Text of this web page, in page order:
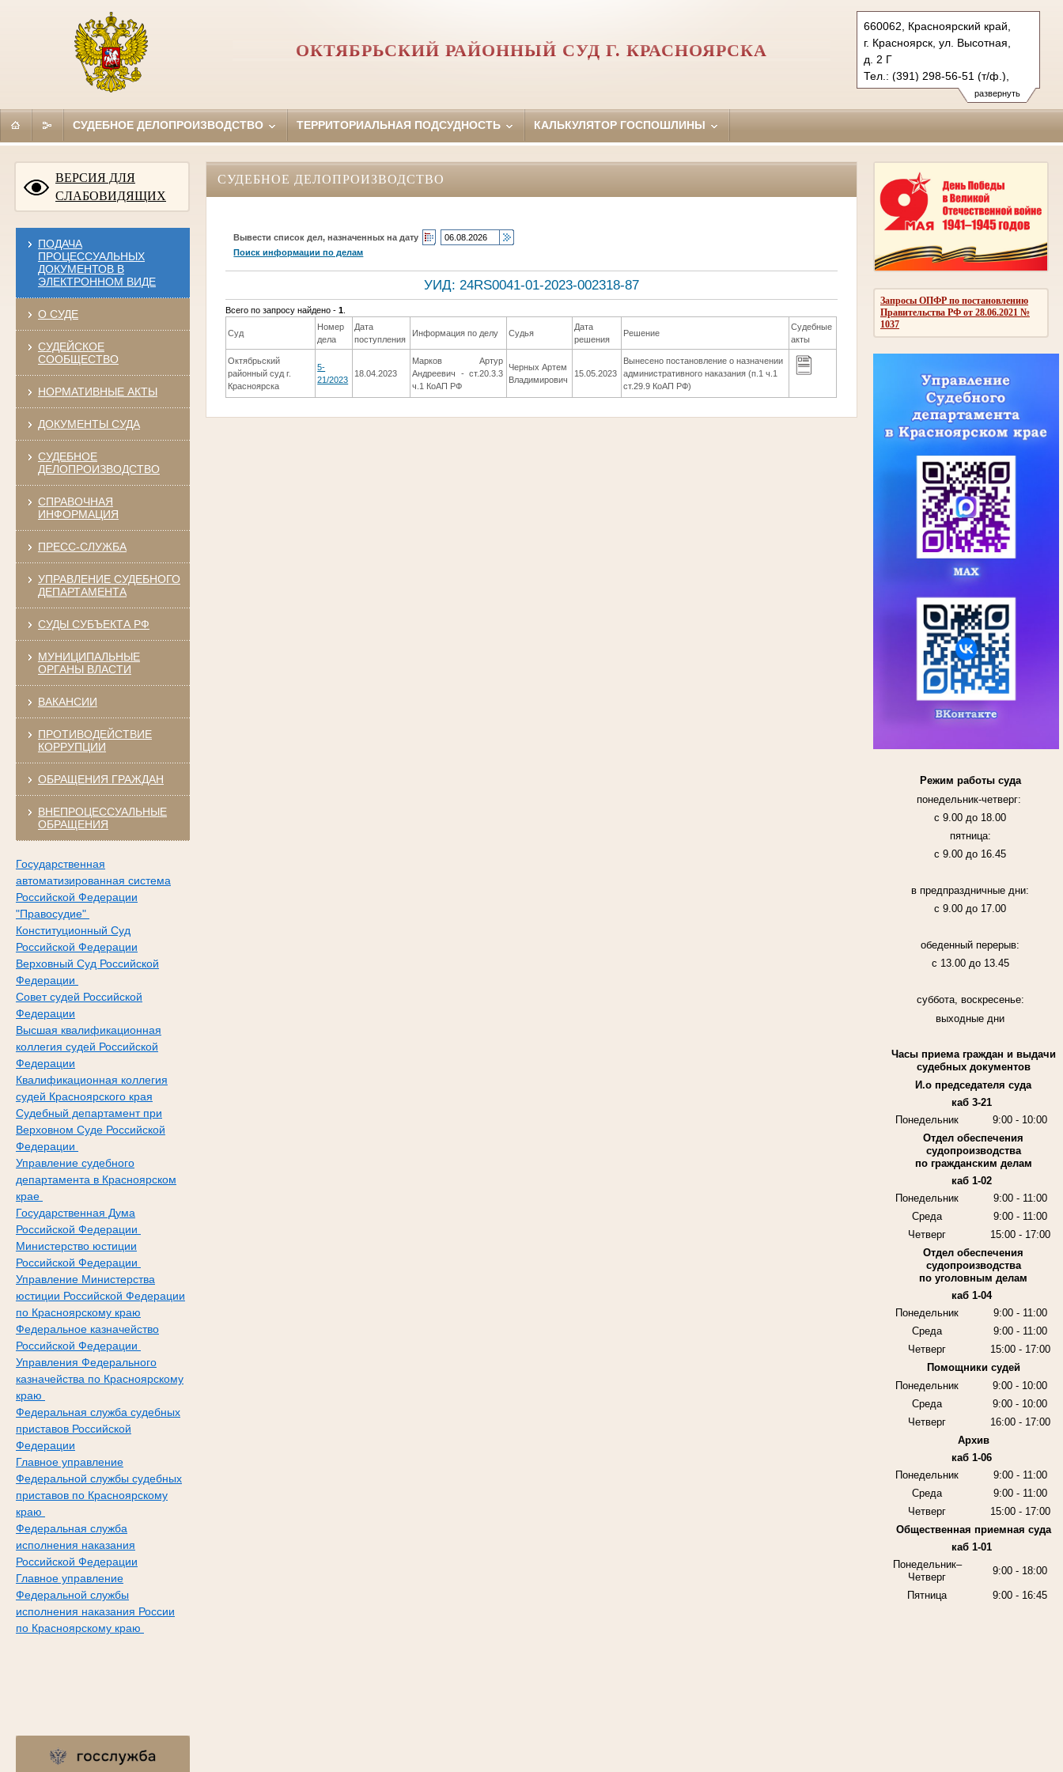
развернуть
660062, Красноярский край,
г. Красноярск, ул. Высотная,
д. 2 Г
Тел.: (391) 298-56-51 (т/ф.),
(391) 246-25-03
oktyabr.krk@sudrf.ru
ОКТЯБРЬСКИЙ РАЙОННЫЙ СУД Г. КРАСНОЯРСКА
СУДЕБНОЕ ДЕЛОПРОИЗВОДСТВО ТЕРРИТОРИАЛЬНАЯ ПОДСУДНОСТЬ КАЛЬКУЛЯТОР ГОСПОШЛИНЫ
ВЕРСИЯ ДЛЯ
СЛАБОВИДЯЩИХ
ПОДАЧА
ПРОЦЕССУАЛЬНЫХ
ДОКУМЕНТОВ В
ЭЛЕКТРОННОМ ВИДЕ
О СУДЕ
СУДЕЙСКОЕ
СООБЩЕСТВО
НОРМАТИВНЫЕ АКТЫ
ДОКУМЕНТЫ СУДА
СУДЕБНОЕ
ДЕЛОПРОИЗВОДСТВО
СПРАВОЧНАЯ
ИНФОРМАЦИЯ
ПРЕСС-СЛУЖБА
УПРАВЛЕНИЕ СУДЕБНОГО
ДЕПАРТАМЕНТА
СУДЫ СУБЪЕКТА РФ
МУНИЦИПАЛЬНЫЕ
ОРГАНЫ ВЛАСТИ
ВАКАНСИИ
ПРОТИВОДЕЙСТВИЕ
КОРРУПЦИИ
ОБРАЩЕНИЯ ГРАЖДАН
ВНЕПРОЦЕССУАЛЬНЫЕ
ОБРАЩЕНИЯ
Государственная
автоматизированная система
Российской Федерации
"Правосудие"
Конституционный Суд
Российской Федерации
Верховный Суд Российской
Федерации
Совет судей Российской
Федерации
Высшая квалификационная
коллегия судей Российской
Федерации
Квалификационная коллегия
судей Красноярского края
Судебный департамент при
Верховном Суде Российской
Федерации
Управление судебного
департамента в Красноярском
крае
Государственная Дума
Российской Федерации
Министерство юстиции
Российской Федерации
Управление Министерства
юстиции Российской Федерации
по Красноярскому краю
Федеральное казначейство
Российской Федерации
Управления Федерального
казначейства по Красноярскому
краю
Федеральная служба судебных
приставов Российской
Федерации
Главное управление
Федеральной службы судебных
приставов по Красноярскому
краю
Федеральная служба
исполнения наказания
Российской Федерации
Главное управление
Федеральной службы
исполнения наказания России
по Красноярскому краю
Запросы ОПФР по постановлению
Правительства РФ от 28.06.2021 №
1037
Режим работы суда
понедельник-четверг:
с 9.00 до 18.00
пятница:
с 9.00 до 16.45
в предпраздничные дни:
с 9.00 до 17.00
обеденный перерыв:
с 13.00 до 13.45
суббота, воскресенье:
выходные дни
Часы приема граждан и выдачи
судебных документов
И.о председателя суда
каб 3-21
Понедельник
9:00 - 10:00
Отдел обеспечения
судопроизводства
по гражданским делам
каб 1-02
Понедельник
9:00 - 11:00
Среда
9:00 - 11:00
Четверг
15:00 - 17:00
Отдел обеспечения
судопроизводства
по уголовным делам
каб 1-04
Понедельник
9:00 - 11:00
Среда
9:00 - 11:00
Четверг
15:00 - 17:00
Помощники судей
Понедельник
9:00 - 10:00
Среда
9:00 - 10:00
Четверг
16:00 - 17:00
Архив
каб 1-06
Понедельник
9:00 - 11:00
Среда
9:00 - 11:00
Четверг
15:00 - 17:00
Общественная приемная суда
каб 1-01
Понедельник–
Четверг
9:00 - 18:00
Пятница 9:00 - 16:45
СУДЕБНОЕ ДЕЛОПРОИЗВОДСТВО
Вывести список дел, назначенных на дату
Поиск информации по делам
УИД: 24RS0041-01-2023-002318-87
Всего по запросу найдено -1
Суд
Номер
дела
Дата
поступления
Информация по делу Судья
Дата
решения
Решение
Судебные
акты
Октябрьский
районный суд г.
Красноярска
5-
21/2023
18.04.2023
Марков Артур
Андреевич - ст.20.3.3
ч.1 КоАП РФ
Черных Артем
Владимирович
15.05.2023
Вынесено постановление о назначении
административного наказания (п.1 ч.1
ст.29.9 КоАП РФ)